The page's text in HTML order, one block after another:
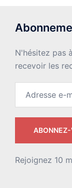
N'hésitez pas
recevoir les
Rejoignez 10